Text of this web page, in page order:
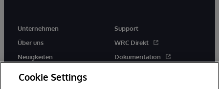
Unternehmen
Über uns
Neuigkeiten
Support
WRC Direkt
Dokumentation
Cookie Settings